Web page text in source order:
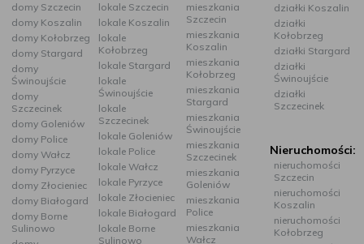
domy Szczecin
domy Koszalin
domy Kołobrzeg
domy Stargard
domy
Świnoujście
domy
Szczecinek
domy Goleniów
domy Police
domy Wałcz
domy Pyrzyce
domy Złocieniec
domy Białogard
domy Borne
Sulinowo
lokale Szczecin
lokale Koszalin
lokale
Kołobrzeg
lokale Stargard
lokale
Świnoujście
lokale
Szczecinek
lokale Goleniów
lokale Police
lokale Wałcz
lokale Pyrzyce
lokale Złocieniec
lokale Białogard
lokale Borne
Sulinowo
mieszkania
Szczecin
mieszkania
Koszalin
mieszkania
Kołobrzeg
mieszkania
Stargard
mieszkania
Świnoujście
mieszkania
Szczecinek
mieszkania
Goleniów
mieszkania
Police
mieszkania
Wałcz
działki Koszalin
działki
Kołobrzeg
działki Stargard
działki
Świnoujście
działki
Szczecinek
Nieruchomości:
nieruchomości
Szczecin
nieruchomości
Koszalin
nieruchomości
Kołobrzeg